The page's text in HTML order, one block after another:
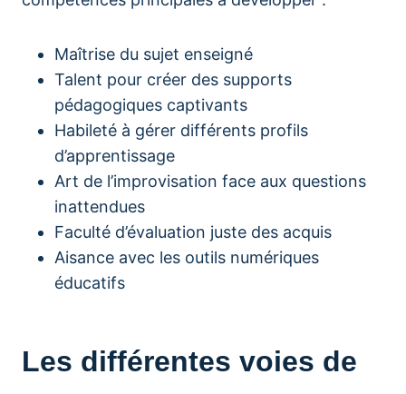
Maîtrise du sujet enseigné
Talent pour créer des supports
pédagogiques captivants
Habileté à gérer différents profils
d’apprentissage
Art de l’improvisation face aux questions
inattendues
Faculté d’évaluation juste des acquis
Aisance avec les outils numériques
éducatifs
Les différentes voies de